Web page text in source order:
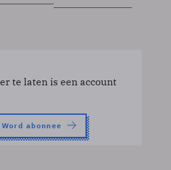
te laten is een account
Word abonnee